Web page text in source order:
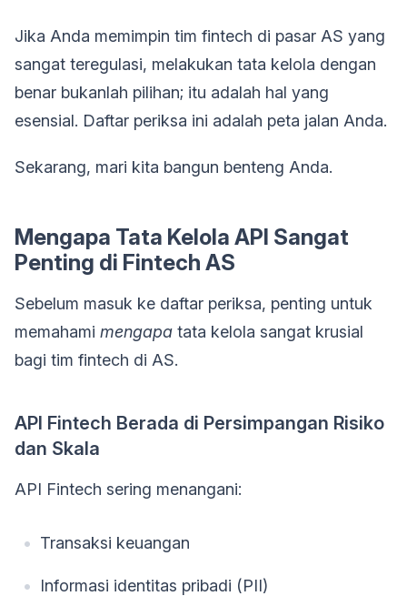
Jika Anda memimpin tim fintech di pasar AS yang
sangat teregulasi, melakukan tata kelola dengan
benar bukanlah pilihan; itu adalah hal yang
esensial. Daftar periksa ini adalah peta jalan Anda.
Sekarang, mari kita bangun benteng Anda.
Mengapa Tata Kelola API Sangat
Penting di Fintech AS
Sebelum masuk ke daftar periksa, penting untuk
memahami mengapa tata kelola sangat krusial
bagi tim fintech di AS.
API Fintech Berada di Persimpangan Risiko
dan Skala
API Fintech sering menangani:
Transaksi keuangan
Informasi identitas pribadi (PII)